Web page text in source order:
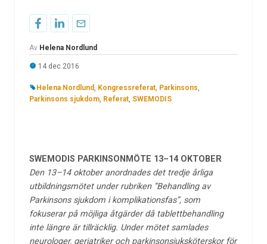
Av Helena Nordlund
14 dec 2016
Helena Nordlund , Kongressreferat, Parkinsons,
Parkinsons sjukdom, Referat, SWEMODIS
SWEMODIS PARKINSONMÖTE 13–14 OKTOBER
Den 13–14 oktober anordnades det tredje årliga
utbildningsmötet under rubriken ”Behandling av
Parkinsons sjukdom i komplikationsfas”, som
fokuserar på möjliga åtgärder då tablettbehandling
inte längre är tillräcklig. Under mötet samlades
neurologer, geriatriker och parkinsonsjuksköterskor för